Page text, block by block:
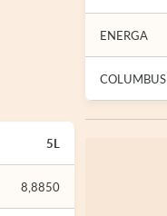
5L
8,8850
ENERGA
COLUMBUS